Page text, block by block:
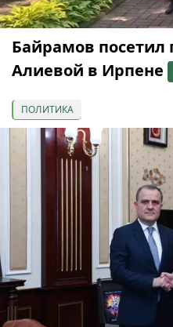
Байрамов
Алиевой в Ирпене
ПОЛИТИКА